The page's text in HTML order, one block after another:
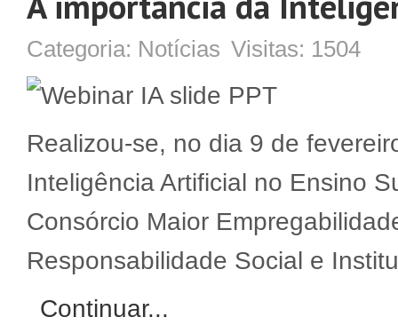
Categoria: Notícias Visitas: 1504
Realizou-se, no dia 9 de
Inteligência Artificial no Ensino
Consórcio Maior
Responsabilidade Social e
Continuar...